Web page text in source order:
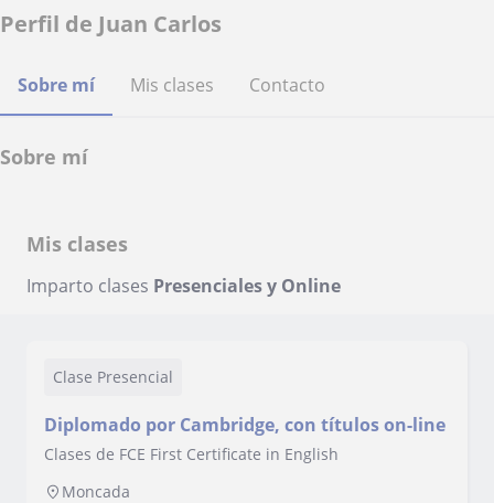
Perfil de Juan Carlos
Sobre mí Mis clases Contacto
Sobre mí
Mis clases
Imparto clases Presenciales y Online
Clase Presencial
Diplomado por Cambridge, con títulos on-line
Clases de FCE First Certificate in English
Moncada